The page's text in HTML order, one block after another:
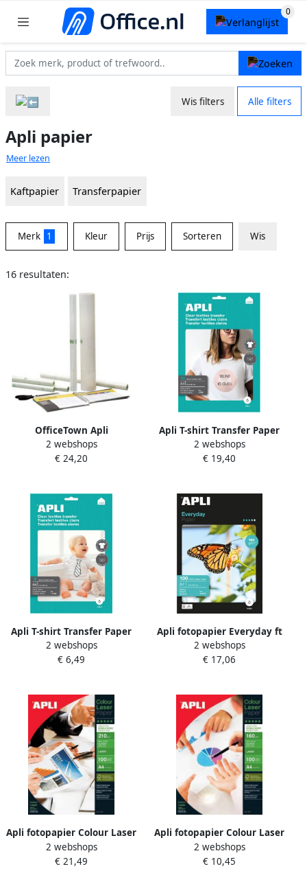
Wis filters Alle filters
Apli papier
Meer lezen
Kaftpapier Transferpapier
Merk 1 Kleur Prijs Sorteren Wis
16 resultaten:
OfficeTown Apli
zelfklevende plastic op
rollen ft 20 m x 0 5 m (80
2 webshops
€ 24,20
Apli T-shirt Transfer Paper
voor licht of wit textiel pak
met 10 vellen
2 webshops
€ 19,40
Apli T-shirt Transfer Paper
voor licht of wit textiel pak
met 3 vellen
2 webshops
€ 6,49
Apli fotopapier Everyday ft
A4 180 g pak van 100 vel
2 webshops
€ 17,06
Apli fotopapier Colour Laser
ft A4 210 g pak van 100 vel
2 webshops
€ 21,49
Apli fotopapier Colour Laser
ft A4 160 g pak van 100 vel
2 webshops
€ 10,45